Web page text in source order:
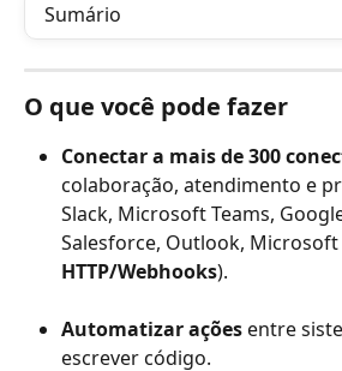
Sumário
O que você pode fazer
Conectar a mais de 300
colaboração, atendimento e
Slack, Microsoft Teams,
Salesforce, Outlook, Microsoft
HTTP/Webhooks).
Automatizar ações entre
escrever código.